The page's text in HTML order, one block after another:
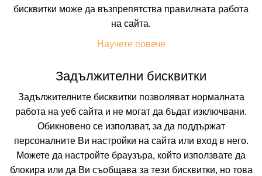
ЛОЗЕНЕЦ РИЗОРТ
цена от27.40 лв. /14.01 €
КАЛКУЛИРАЙ ЦЕНА
бисквитки може да възпрепятства правилната работа
на сайта.
Научете повече
Задължителни бисквитки
Задължителните бисквитки позволяват нормалната
работа на уеб сайта и не могат да бъдат изключвани.
Обикновено се използват, за да поддържат
персоналните Ви настройки на сайта или вход в него.
Можете да настройте браузъра, който използвате да
блокира или да Ви съобщава за тези бисквитки, но това